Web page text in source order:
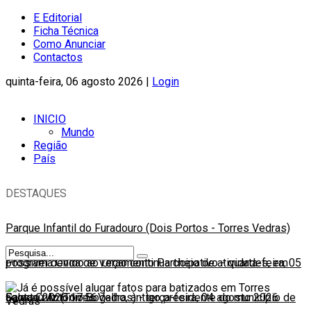
E Editorial
Ficha Técnica
Como Anunciar
Contactos
quinta-feira, 06 agosto 2026 | Login
INICIO
Mundo
Região
País
DESTAQUES
Parque Infantil do Furadouro (Dois Portos - Torres Vedras)
possível devido ao Orçamento Participativo-quarta-feira, 05
agosto 2026 17:56
Programa Onda de Verão continua cheio de atividades, em
Santa Cruz (Torres Vedras)-terça-feira, 04 agosto 2026
Faleceu António Bogalho, antigo presidente do município de